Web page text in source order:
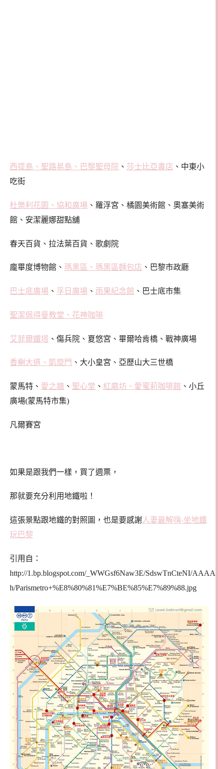
西提島、聖路易島、巴黎聖母院 、 莎士比亞書店 、中東小
吃街
杜樂利花園、協和廣場 、羅浮宮、橘園美術館、奧塞美術
館、安潔麗娜甜點舖
春天百貨、拉法葉百貨、歌劇院
龐畢度博物館、 瑪黑區、瑪黑區麵包店 、巴黎市政廳
巴士底廣場 、 孚日廣場 、 雨果紀念館 、巴士底市集
聖潔佩得曼教堂、花神咖啡
艾菲爾鐵塔 、傷兵院、夏悠宮、畢爾哈肯橋、戰神廣場
香榭大道、凱旋門 、大小皇宮、亞歷山大三世橋
蒙馬特、 愛之牆 、 聖心堂 、 紅磨坊、愛蜜莉咖啡館 、小丘
廣場(蒙馬特市集)
凡爾賽宮
如果是跟我們一樣，買了週票，
那就要充分利用地鐵啦！
這張景點跟地鐵的對照圖，也是要感謝人妻最解嗨-坐地鐵
玩巴黎
引用自：
http://1.bp.blogspot.com/_WWGsf6Naw3E/SdswTnCteNI/
h/Parismetro+%E8%80%81%E7%BE%85%E7%89%88.jpg